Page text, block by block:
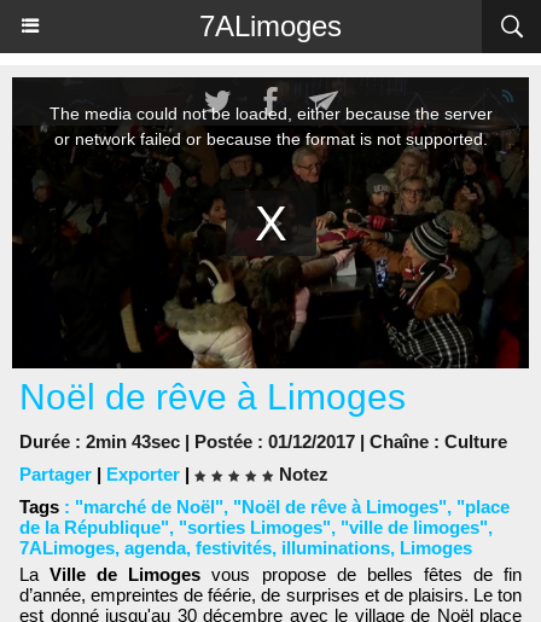
7ALimoges
Noël de rêve à Limoges
Durée : 2min 43sec | Postée : 01/12/2017 | Chaîne : Culture
Partager | Exporter |
Notez
Tags : "marché de Noël", "Noël de rêve à Limoges", "place
de la République", "sorties Limoges", "ville de limoges",
7ALimoges, agenda, festivités, illuminations, Limoges
LaVille de Limogesvous propose de belles fêtes de fin
d’année, empreintes de féérie, de surprises et de plaisirs. Le ton
est donné jusqu'au 30 décembre avec le village de Noël place